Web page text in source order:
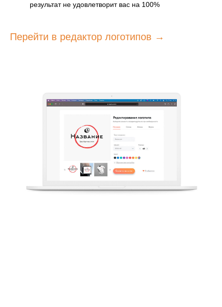
результат не удовлетворит вас на 100%
Перейти в редактор логотипов